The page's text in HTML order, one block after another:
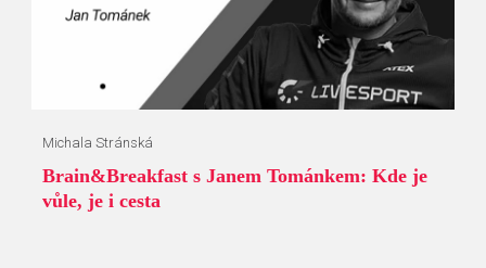
Michala Stránská
Brain&Breakfast s Janem Tománkem: Kde je
vůle, je i cesta